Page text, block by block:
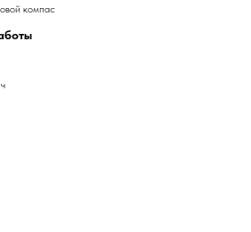
компас